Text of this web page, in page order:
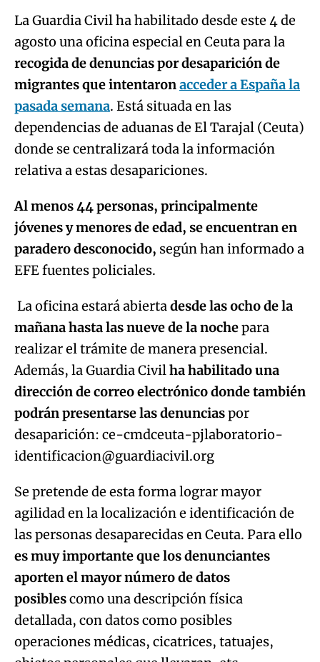
La Guardia Civil ha habilitado desde este 4 de
agosto una oficina especial en Ceuta para la
recogida de denuncias por desaparición de
migrantes que intentaronacceder a España la
pasada semana. Está situada en las
dependencias de aduanas de El Tarajal (Ceuta)
donde se centralizará toda la información
relativa a estas desapariciones.
Al menos 44 personas, principalmente
jóvenes y menores de edad, se encuentran en
paradero desconocido, según han informado a
EFE fuentes policiales.
La oficina estará abiertadesde las ocho de la
mañana hasta las nueve de la nochepara
realizar el trámite de manera presencial.
Además, la Guardia Civilha habilitado una
dirección de correo electrónico donde también
podrán presentarse las denunciaspor
desaparición: ce-cmdceuta-pjlaboratorio-
identificacion@guardiacivil.org
Se pretende de esta forma lograr mayor
agilidad en la localización e identificación de
las personas desaparecidas en Ceuta. Para ello
es muy importante que los denunciantes
aporten el mayor número de datos
posiblescomo una descripción física
detallada, con datos como posibles
operaciones médicas, cicatrices, tatuajes,